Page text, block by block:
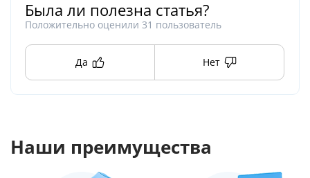
Была ли полезна статья?
Положительно оценили 31 пользователь
Да Нет
Наши преимущества